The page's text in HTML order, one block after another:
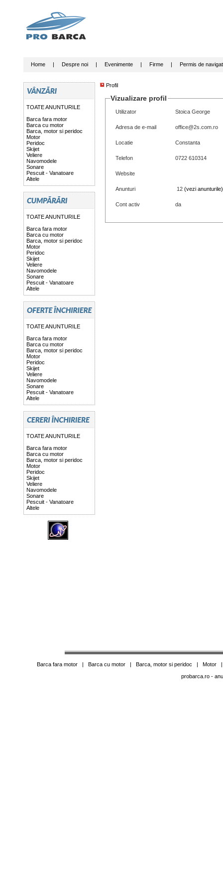
Home| Despre noi| Evenimente| Firme| Permis de
TOATE ANUNTURILE
Barca fara motor
Barca cu motor
Barca, motor si peridoc
Motor
Peridoc
Skijet
Veliere
Navomodele
Sonare
Pescuit - Vanatoare
Altele
TOATE ANUNTURILE
Barca fara motor
Barca cu motor
Barca, motor si peridoc
Motor
Peridoc
Skijet
Veliere
Navomodele
Sonare
Pescuit - Vanatoare
Altele
TOATE ANUNTURILE
Barca fara motor
Barca cu motor
Barca, motor si peridoc
Motor
Peridoc
Skijet
Veliere
Navomodele
Sonare
Pescuit - Vanatoare
Altele
TOATE ANUNTURILE
Barca fara motor
Barca cu motor
Barca, motor si peridoc
Motor
Peridoc
Skijet
Veliere
Navomodele
Sonare
Pescuit - Vanatoare
Altele
Profil
Vizualizare profil
Utilizator Stoica George
Adresa de e-mail office@2s.com.ro
Locatie Constanta
Telefon 0722 610314
Website
Anunturi 12 (vezi anunturile)
Cont activ da
Barca fara motor| Barca cu motor| Barca, motor si peridoc | Motor
probarca.ro-